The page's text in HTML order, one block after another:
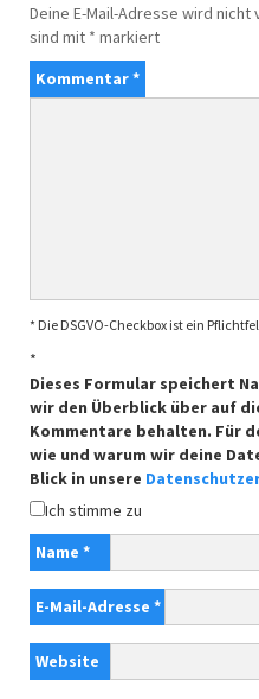
Deine E-Mail-Adresse wird
sind mit * markiert
Kommentar*
* Die DSGVO-Checkbox ist ein
*
Dieses Formular speichert
wir den Überblick über auf
Kommentare behalten. Für
wie und warum wir deine
Blick in unsere
Ich stimme zu
Name *
E-Mail-Adresse *
Website